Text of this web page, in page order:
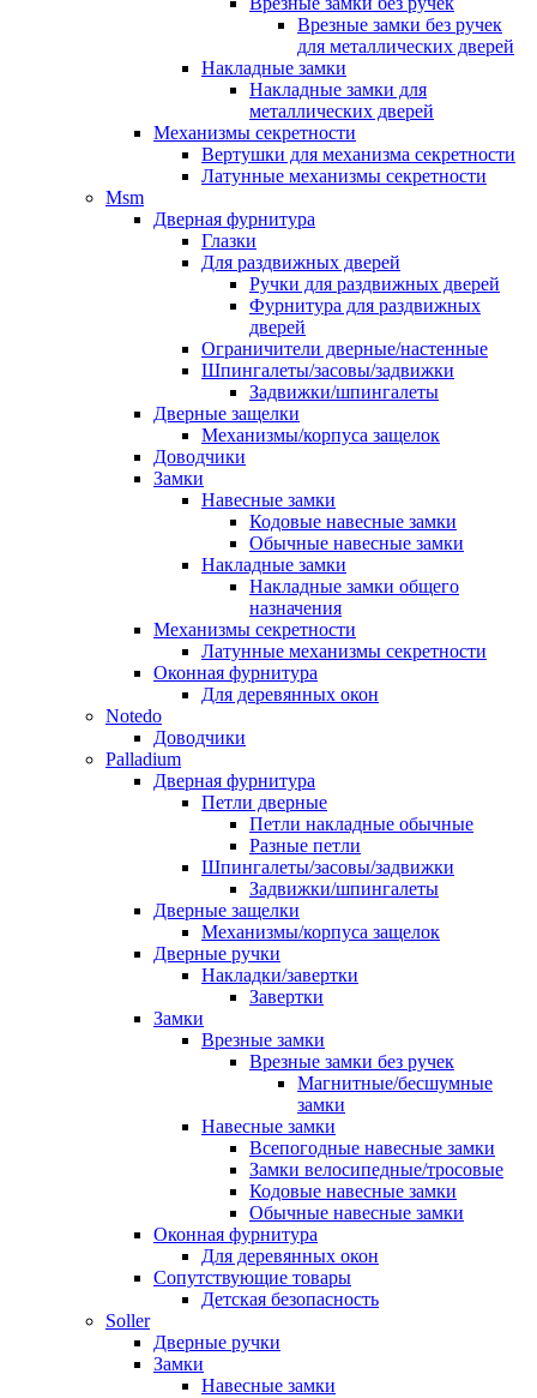
Врезные замки без ручек
для металлических дверей
Накладные замки
Накладные замки для
металлических дверей
Механизмы секретности
Вертушки для механизма секретности
Латунные механизмы секретности
Msm
Дверная фурнитура
Глазки
Для раздвижных дверей
Ручки для раздвижных дверей
Фурнитура для раздвижных
дверей
Ограничители дверные/настенные
Шпингалеты/засовы/задвижки
Задвижки/шпингалеты
Дверные защелки
Механизмы/корпуса защелок
Доводчики
Замки
Навесные замки
Кодовые навесные замки
Обычные навесные замки
Накладные замки
Накладные замки общего
назначения
Механизмы секретности
Латунные механизмы секретности
Оконная фурнитура
Для деревянных окон
Notedo
Доводчики
Palladium
Дверная фурнитура
Петли дверные
Петли накладные обычные
Разные петли
Шпингалеты/засовы/задвижки
Задвижки/шпингалеты
Дверные защелки
Механизмы/корпуса защелок
Дверные ручки
Накладки/завертки
Завертки
Замки
Врезные замки
Врезные замки без ручек
Магнитные/бесшумные
замки
Навесные замки
Всепогодные навесные замки
Замки велосипедные/тросовые
Кодовые навесные замки
Обычные навесные замки
Оконная фурнитура
Для деревянных окон
Сопутствующие товары
Детская безопасность
Soller
Дверные ручки
Замки
Навесные замки